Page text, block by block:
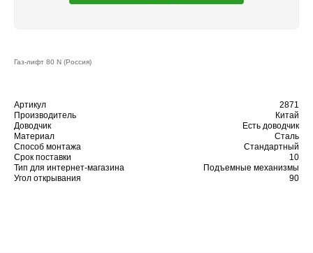
Газ-лифт 80 N (Россия)
Артикул
2871
Производитель
Китай
Доводчик
Есть доводчик
Материал
Сталь
Способ монтажа
Стандартный
Срок поставки
10
Тип для интернет-магазина
Подъемные механизмы
Угол открывания
90